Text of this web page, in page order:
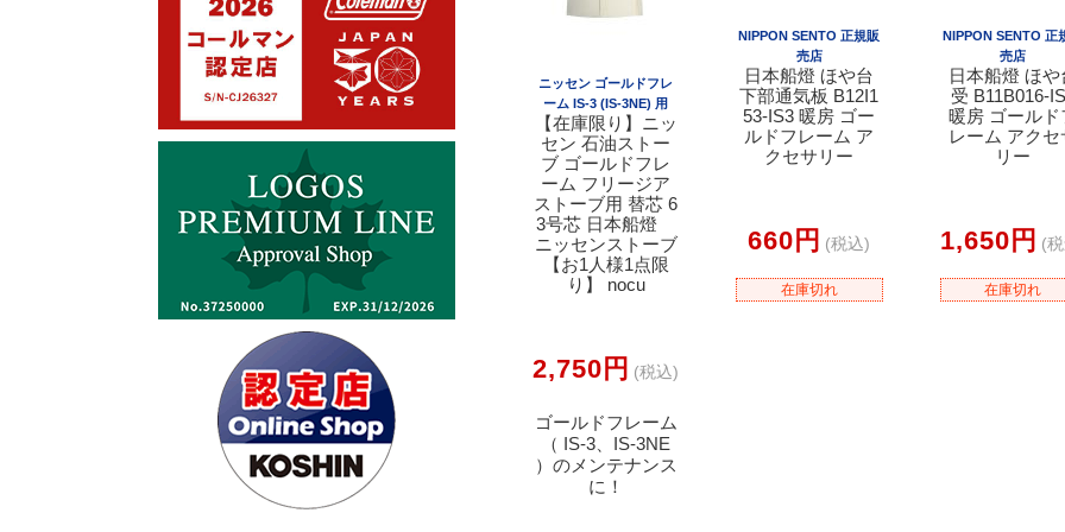
ニッセン ゴールドフレ
ーム IS-3 (IS-3NE) 用
【在庫限り】ニッ
セン 石油ストー
ブ ゴールドフレ
ーム フリージア
ストーブ用 替芯 6
3号芯 日本船燈
ニッセンストーブ
【お1人様1点限
り】 nocu
2,750円 (税込)
ゴールドフレーム
（ IS-3、IS-3NE
）のメンテナンス
に！
NIPPON SENTO 正規販
売店
日本船燈 ほや台
下部通気板 B12I1
53-IS3 暖房 ゴー
ルドフレーム ア
クセサリー
660円 (税込)
在庫切れ
NIPPON SENTO 正
売店
日本船燈 ほや
受 B11B016-
暖房 ゴールド
レーム アクセ
リー
1,650円 (
在庫切れ